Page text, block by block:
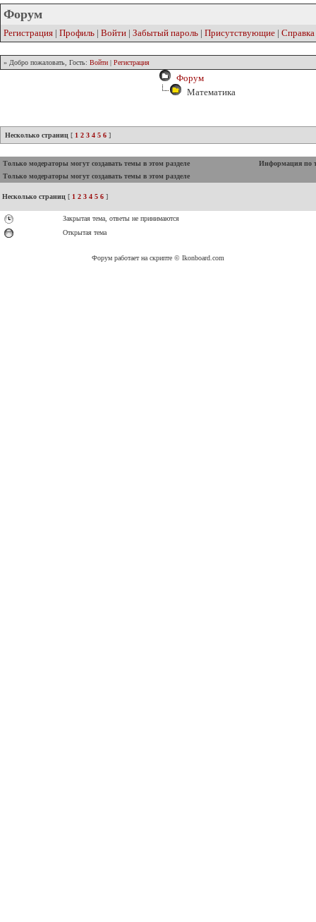
Форум
Регистрация | Профиль | Войти | Забытый пароль | Присутствующие | Справка
» Добро пожаловать, Гость: Войти | Регистрация
Форум
Математика
Несколько страниц [ 1 2 3 4 5 6 ]
Только модераторы могут создавать темы в этом разделе
Информация по
Только модераторы могут создавать темы в этом разделе
Несколько страниц [ 1 2 3 4 5 6 ]
Закрытая тема, ответы не принимаются
Открытая тема
Форум работает на скрипте © Ikonboard.com